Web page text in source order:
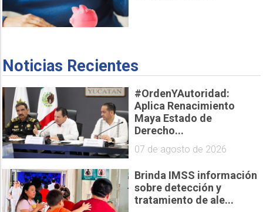
Noticias Recientes
#OrdenYAutoridad:
Aplica Renacimiento
Maya Estado de
Derecho...
07 de agosto de 2026
Brinda IMSS información
sobre detección y
tratamiento de ale...